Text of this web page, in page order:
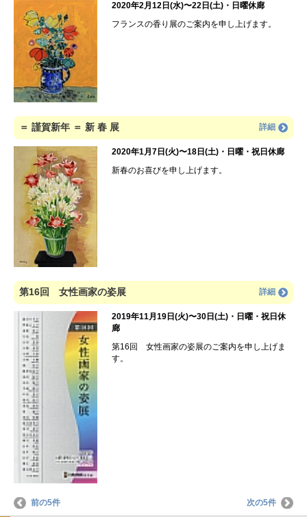
2020年2月12日(水)〜22日(土)・日曜休廊
フランスの香り展のご案内を申し上げます。
＝ 謹賀新年 ＝ 新 春 展 詳細
2020年1月7日(火)〜18日(土)・日曜・祝日休廊
新春のお喜びを申し上げます。
第16回 女性画家の姿展 詳細
2019年11月19日(火)〜30日(土)・日曜・祝日休
廊
第16回 女性画家の姿展のご案内を申し上げま
す。
前の5件 次の5件